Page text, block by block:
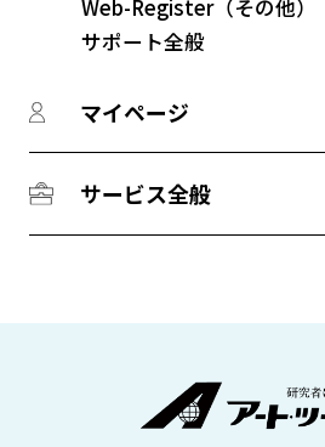
Web-Register（その他）
サポート全般
マイページ
サービス全般